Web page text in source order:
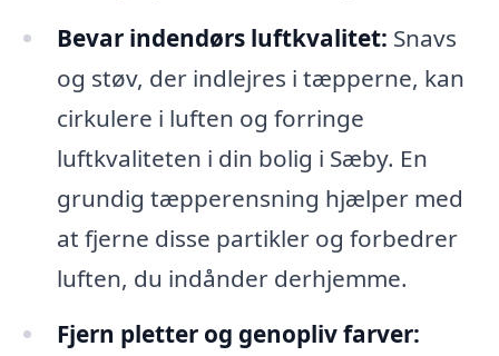
Bevar indendørs luftkvalitet: Snavs
og støv, der indlejres i tæpperne, kan
cirkulere i luften og forringe
luftkvaliteten i din bolig i Sæby. En
grundig tæpperensning hjælper med
at fjerne disse partikler og forbedrer
luften, du indånder derhjemme.
Fjern pletter og genopliv farver: